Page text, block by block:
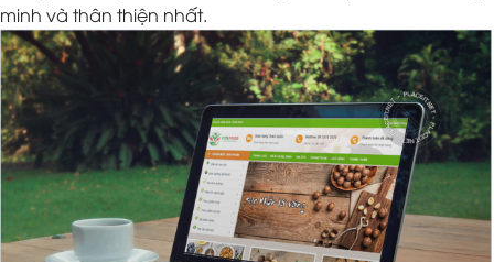
minh và thân thiện nhất.